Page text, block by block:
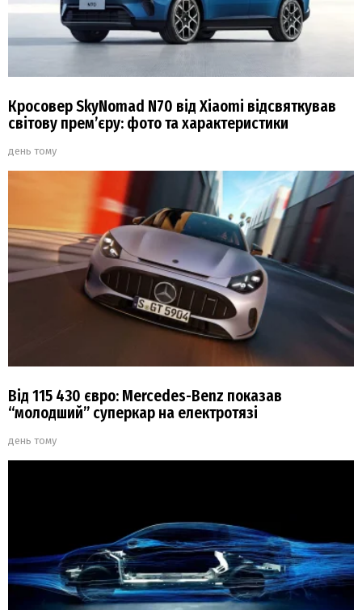
Кросовер SkyNomad N70 від Xiaomi відсвяткував
світову прем’єру: фото та характеристики
день тому
Від 115 430 євро: Mercedes-Benz показав
“молодший” суперкар на електротязі
день тому